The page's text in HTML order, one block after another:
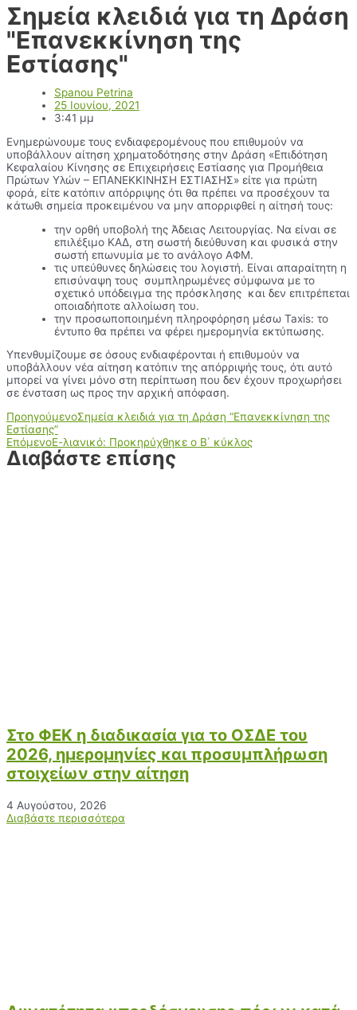
Σημεία κλειδιά για τη Δράση
"Επανεκκίνηση της
Εστίασης"
Spanou Petrina
25 Ιουνίου, 2021
3:41 μμ
Ενημερώνουμε τους ενδιαφερομένους που επιθυμούν να
υποβάλλουν αίτηση χρηματοδότησης στην Δράση «Επιδότηση
Κεφαλαίου Κίνησης σε Επιχειρήσεις Εστίασης για Προμήθεια
Πρώτων Υλών – ΕΠΑΝΕΚΚΙΝΗΣΗ ΕΣΤΙΑΣΗΣ» είτε για πρώτη
φορά, είτε κατόπιν απόρριψης ότι θα πρέπει να προσέχουν τα
κάτωθι σημεία προκειμένου να μην απορριφθεί η αίτησή τους:
την ορθή υποβολή της Άδειας Λειτουργίας. Να είναι σε
επιλέξιμο ΚΑΔ, στη σωστή διεύθυνση και φυσικά στην
σωστή επωνυμία με το ανάλογο ΑΦΜ.
τις υπεύθυνες δηλώσεις του λογιστή. Είναι απαραίτητη η
επισύναψη τους συμπληρωμένες σύμφωνα με το
σχετικό υπόδειγμα της πρόσκλησης και δεν επιτρέπεται
οποιαδήποτε αλλοίωση του.
την προσωποποιημένη πληροφόρηση μέσω Taxis: το
έντυπο θα πρέπει να φέρει ημερομηνία εκτύπωσης.
Υπενθυμίζουμε σε όσους ενδιαφέρονται ή επιθυμούν να
υποβάλλουν νέα αίτηση κατόπιν της απόρριψής τους, ότι αυτό
μπορεί να γίνει μόνο στη περίπτωση που δεν έχουν προχωρήσει
σε ένσταση ως προς την αρχική απόφαση.
ΠροηγούμενοΣημεία κλειδιά για τη Δράση “Επανεκκίνηση της
Εστίασης”
ΕπόμενοΕ-λιανικό: Προκηρύχθηκε ο Β΄ κύκλος
Διαβάστε επίσης
Στο ΦΕΚ η διαδικασία για το ΟΣΔΕ του
2026, ημερομηνίες και προσυμπλήρωση
στοιχείων στην αίτηση
4 Αυγούστου, 2026
Διαβάστε περισσότερα